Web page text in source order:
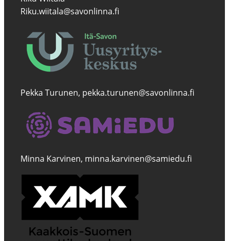
Riku.wiitala@savonlinna.fi
Pekka Turunen, pekka.turunen@savonlinna.fi
Minna Karvinen, minna.karvinen@samiedu.fi